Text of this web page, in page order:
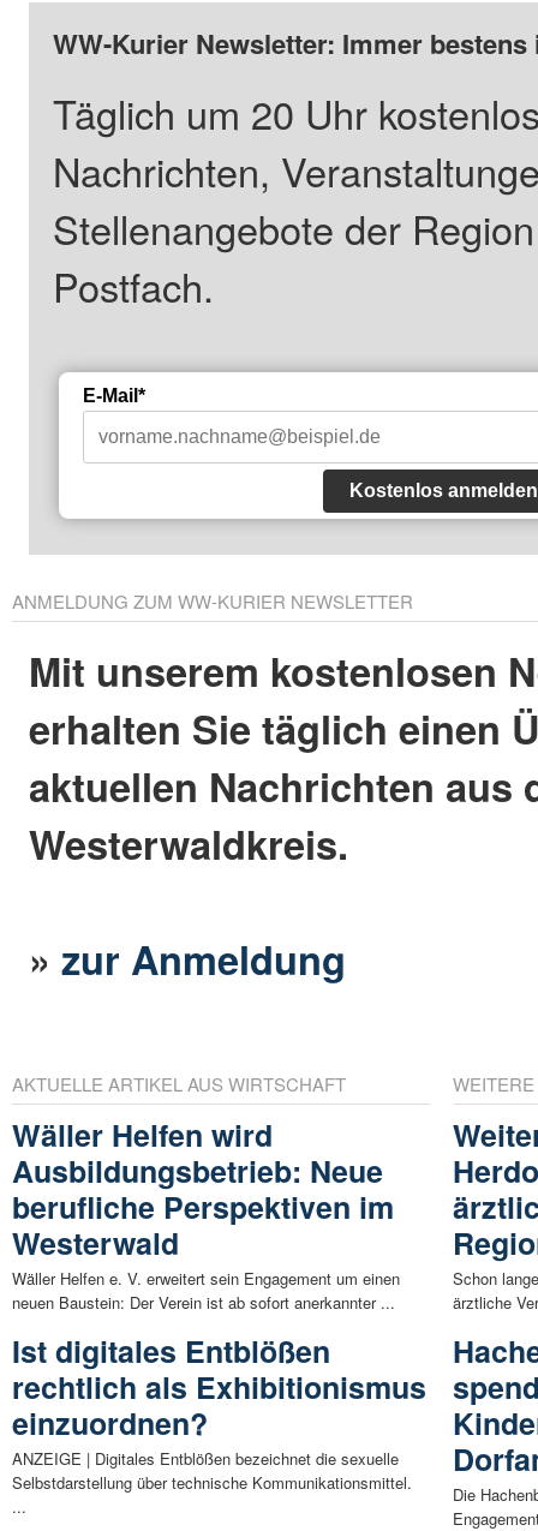
WW-Kurier Newsletter: Immer
Täglich um 20 Uhr
Nachrichten,
Stellenangebote der
Postfach.
E-Mail*
Kostenlos anmelden
ANMELDUNG ZUM WW-KURIER NEWSLETTER
Mit unserem kostenlosen
erhalten Sie täglich einen
aktuellen Nachrichten aus
Westerwaldkreis.
»zur Anmeldung
AKTUELLE ARTIKEL AUS WIRTSCHAFT
Wäller Helfen wird
Ausbildungsbetrieb: Neue
berufliche Perspektiven im
Westerwald
Wäller Helfen e. V. erweitert sein Engagement um einen
neuen Baustein: Der Verein ist ab sofort anerkannter ...
Ist digitales Entblößen
rechtlich als Exhibitionismus
einzuordnen?
ANZEIGE | Digitales Entblößen bezeichnet die sexuelle
Selbstdarstellung über technische Kommunikationsmittel.
...
Schon
ärztliche
Die